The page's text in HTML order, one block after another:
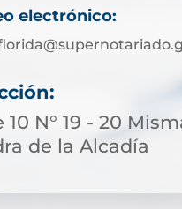
electrónico:
10 N° 19 - 20
de la Alcadía